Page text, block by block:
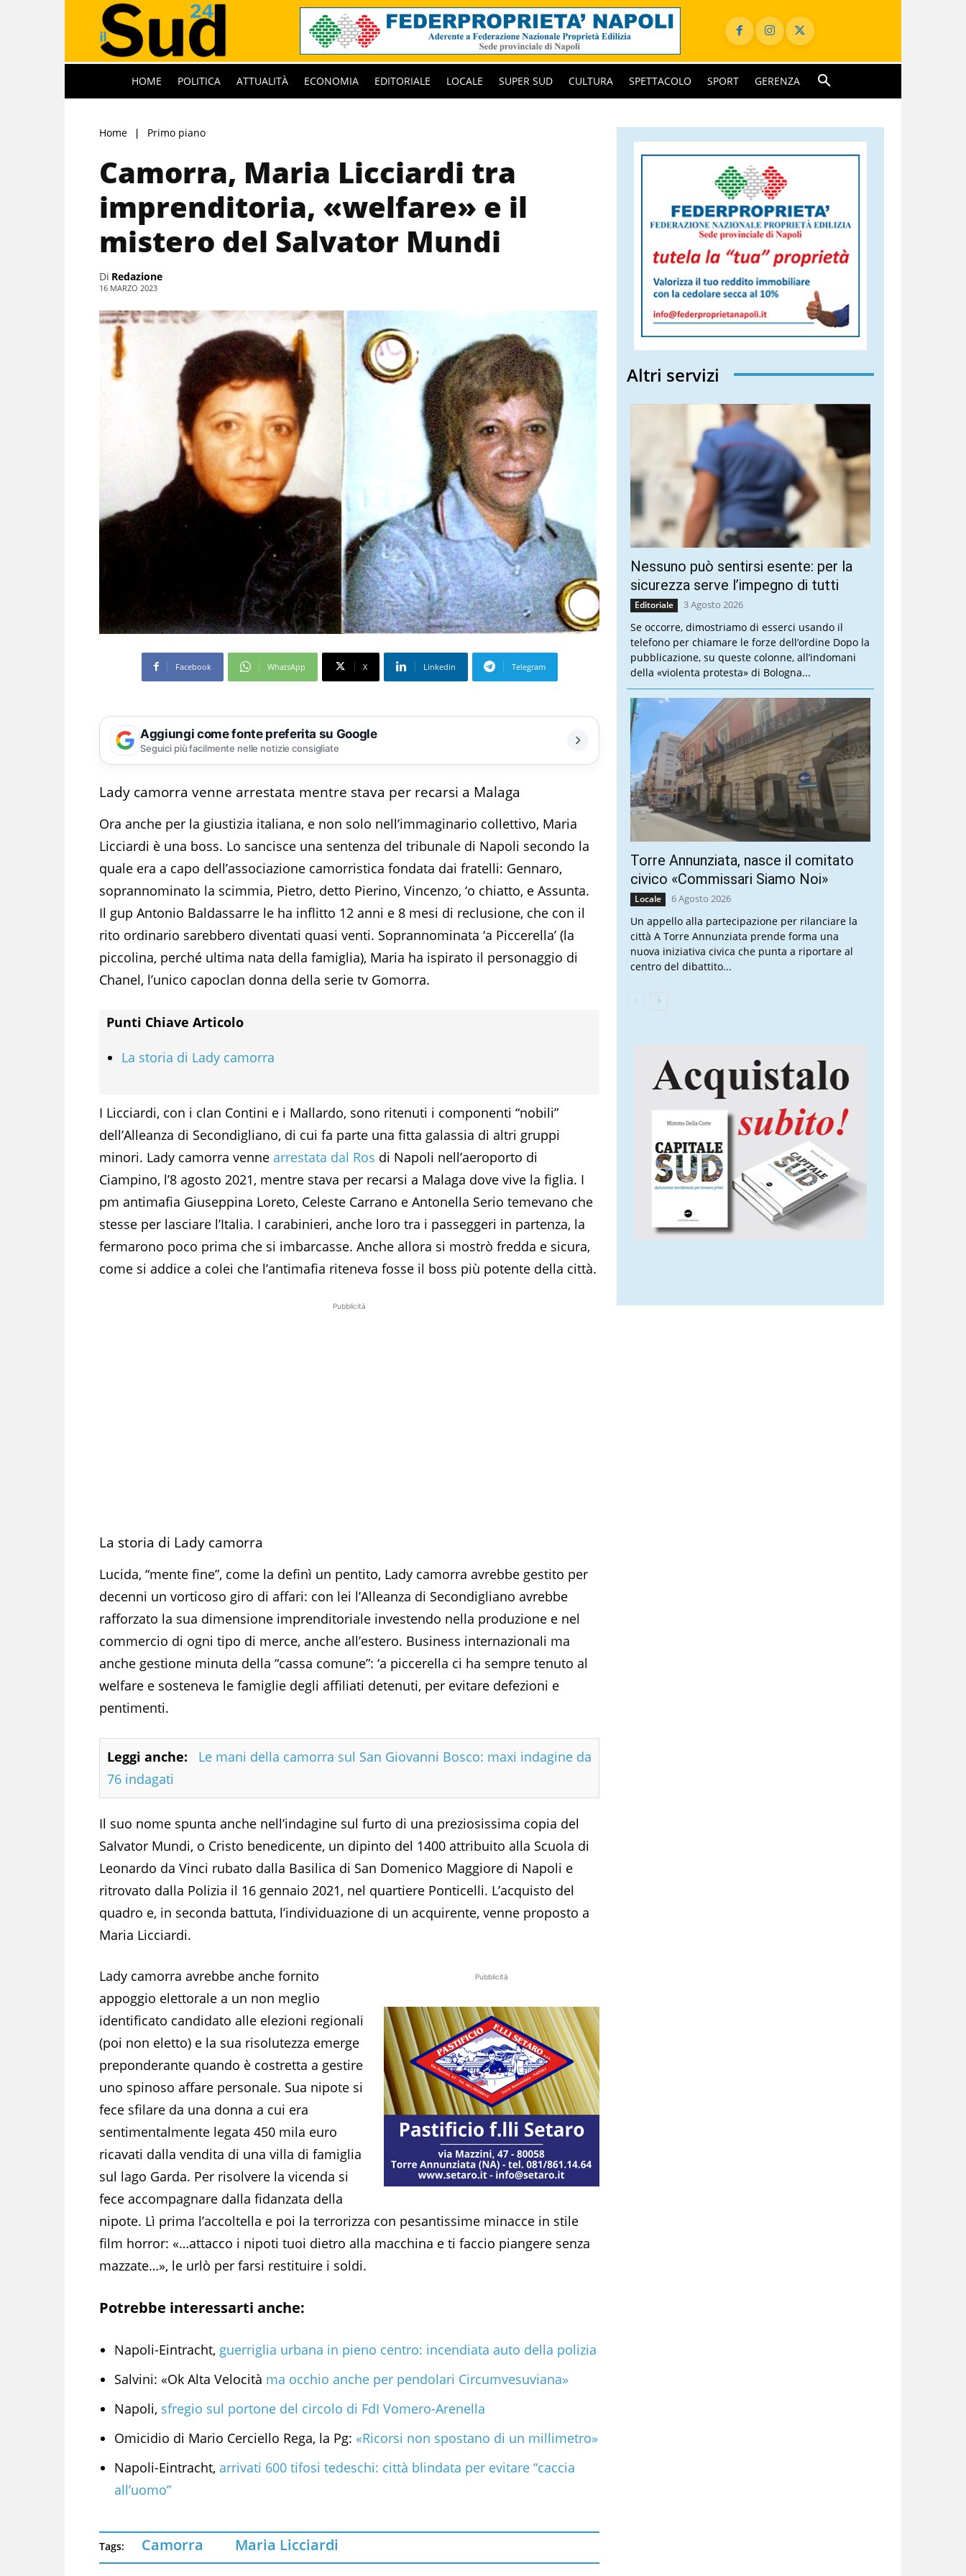
HOME POLITICA ATTUALITÀ ECONOMIA EDITORIALE LOCALE SUPER SUD CULTURA SPETTACOLO SPORT GERENZA
Home Primo piano
Camorra, Maria Licciardi tra
imprenditoria, «welfare» e il
mistero del Salvator Mundi
Di Redazione
16 MARZO 2023
Facebook WhatsApp X Linkedin Telegram
Aggiungi come fonte preferita su Google
Seguici più facilmente nelle notizie consigliate
Lady camorra venne arrestata mentre stava per recarsi a Malaga
Ora anche per la giustizia italiana, e non solo nell’immaginario collettivo, Maria
Licciardi è una boss. Lo sancisce una sentenza del tribunale di Napoli secondo la
quale era a capo dell’associazione camorristica fondata dai fratelli: Gennaro,
soprannominato la scimmia, Pietro, detto Pierino, Vincenzo, ‘o chiatto, e Assunta.
Il gup Antonio Baldassarre le ha inflitto 12 anni e 8 mesi di reclusione, che con il
rito ordinario sarebbero diventati quasi venti. Soprannominata ‘a Piccerella’ (la
piccolina, perché ultima nata della famiglia), Maria ha ispirato il personaggio di
Chanel, l’unico capoclan donna della serie tv Gomorra.
Punti Chiave Articolo
La storia di Lady camorra
I Licciardi, con i clan Contini e i Mallardo, sono ritenuti i componenti “nobili”
dell’Alleanza di Secondigliano, di cui fa parte una fitta galassia di altri gruppi
minori. Lady camorra venne arrestata dal Ros di Napoli nell’aeroporto di
Ciampino, l’8 agosto 2021, mentre stava per recarsi a Malaga dove vive la figlia. I
pm antimafia Giuseppina Loreto, Celeste Carrano e Antonella Serio temevano che
stesse per lasciare l’Italia. I carabinieri, anche loro tra i passeggeri in partenza, la
fermarono poco prima che si imbarcasse. Anche allora si mostrò fredda e sicura,
come si addice a colei che l’antimafia riteneva fosse il boss più potente della città.
Pubblicità
La storia di Lady camorra
Lucida, “mente fine”, come la definì un pentito, Lady camorra avrebbe gestito per
decenni un vorticoso giro di affari: con lei l’Alleanza di Secondigliano avrebbe
rafforzato la sua dimensione imprenditoriale investendo nella produzione e nel
commercio di ogni tipo di merce, anche all’estero. Business internazionali ma
anche gestione minuta della “cassa comune”: ‘a piccerella ci ha sempre tenuto al
welfare e sosteneva le famiglie degli affiliati detenuti, per evitare defezioni e
pentimenti.
Leggi anche:
Le mani della camorra sul San Giovanni Bosco: maxi indagine da
76 indagati
Il suo nome spunta anche nell’indagine sul furto di una preziosissima copia del
Salvator Mundi, o Cristo benedicente, un dipinto del 1400 attribuito alla Scuola di
Leonardo da Vinci rubato dalla Basilica di San Domenico Maggiore di Napoli e
ritrovato dalla Polizia il 16 gennaio 2021, nel quartiere Ponticelli. L’acquisto del
quadro e, in seconda battuta, l’individuazione di un acquirente, venne proposto a
Maria Licciardi.
Pubblicità
Lady camorra avrebbe anche fornito
appoggio elettorale a un non meglio
identificato candidato alle elezioni regionali
(poi non eletto) e la sua risolutezza emerge
preponderante quando è costretta a gestire
uno spinoso affare personale. Sua nipote si
fece sfilare da una donna a cui era
sentimentalmente legata 450 mila euro
ricavati dalla vendita di una villa di famiglia
sul lago Garda. Per risolvere la vicenda si
fece accompagnare dalla fidanzata della
nipote. Lì prima l’accoltella e poi la terrorizza con pesantissime minacce in stile
film horror: «…attacco i nipoti tuoi dietro alla macchina e ti faccio piangere senza
mazzate…», le urlò per farsi restituire i soldi.
Potrebbe interessarti anche:
Napoli-Eintracht, guerriglia urbana in pieno centro: incendiata auto della polizia
Salvini: «Ok Alta Velocità ma occhio anche per pendolari Circumvesuviana»
Napoli, sfregio sul portone del circolo di FdI Vomero-Arenella
Omicidio di Mario Cerciello Rega, la Pg: «Ricorsi non spostano di un millimetro»
Napoli-Eintracht, arrivati 600 tifosi tedeschi: città blindata per evitare “caccia
all’uomo”
Tags: Camorra Maria Licciardi
Altri servizi
Nessuno può sentirsi esente: per la
sicurezza serve l’impegno di tutti
Editoriale 3 Agosto 2026
Se occorre, dimostriamo di esserci usando il
telefono per chiamare le forze dell’ordine Dopo la
pubblicazione, su queste colonne, all’indomani
della «violenta protesta» di Bologna...
Torre Annunziata, nasce il comitato
civico «Commissari Siamo Noi»
Locale 6 Agosto 2026
Un appello alla partecipazione per rilanciare la
città A Torre Annunziata prende forma una
nuova iniziativa civica che punta a riportare al
centro del dibattito...